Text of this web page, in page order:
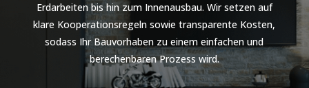
Erdarbeiten bis hin zum Innenausbau. Wir setzen auf
klare Kooperationsregeln sowie transparente Kosten,
sodass Ihr Bauvorhaben zu einem einfachen und
berechenbaren Prozess wird.